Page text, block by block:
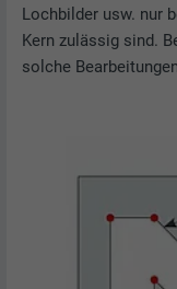
Lochbilder usw. nur
Kern zulässig sind.
solche